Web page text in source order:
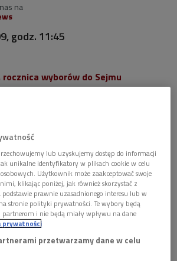
na
godz. 11:45
wyborów do Sejmu
okazji przygotowaliśmy dla
audycje, poświęcone pamiętnym
, do piątku
(w godz. 11.45 – 12.00) znane
i kultury przedstawią swoje osobiste
z wydarzeniami 1989 roku. W
, pojawią się wypowiedziJadwigi
i politolog, profesor Uniwersytetu
o przełomowym 1989 roku opowiadać
lub uzyskujemy dostęp do informacji
unikalne identyfikatory w plikach cookie w celu
Użytkownik może zaakceptować swoje
klikając poniżej, jak również skorzystać z
prawnie uzasadnionego interesu lub w
stronie polityki prywatności. Te wybory będą
i nie będą miały wpływu na dane
prywatności
przetwarzamy dane w celu